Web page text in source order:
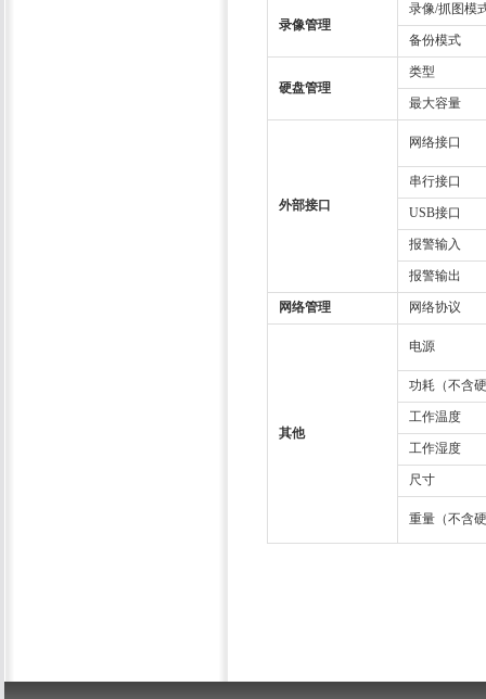
录像管理
录像/抓图模
备份模式
硬盘管理
类型
最大容量
外部接口
网络接口
串行接口
USB接口
报警输入
报警输出
网络管理 网络协议
其他
电源
功耗（不含
工作温度
工作湿度
尺寸
重量（不含